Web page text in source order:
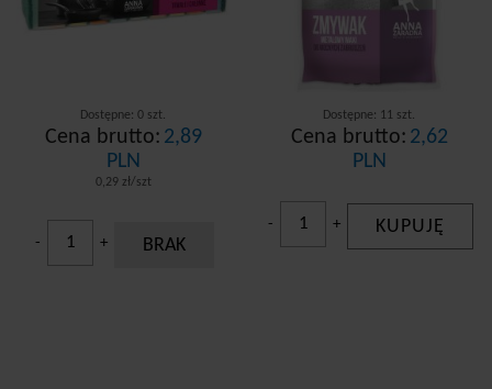
Dostępne: 0 szt.
Cena brutto: 2,89
PLN
0,29 zł/szt
- + BRAK
Dostępne: 11 szt.
Cena brutto: 2,62
PLN
- + KUPUJĘ